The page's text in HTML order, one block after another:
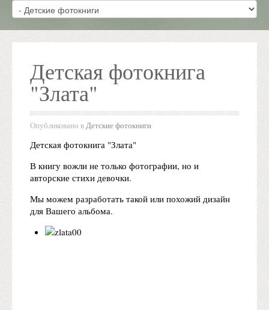
Детская фотокнига
"Злата"
Опубликовано вДетские фотокниги
Детская фотокнига "Злата"
В книгу вожли не только фотографии, но и
авторские стихи девочки.
Мы можем разработать такой или похожий дизайн
для Вашего альбома.